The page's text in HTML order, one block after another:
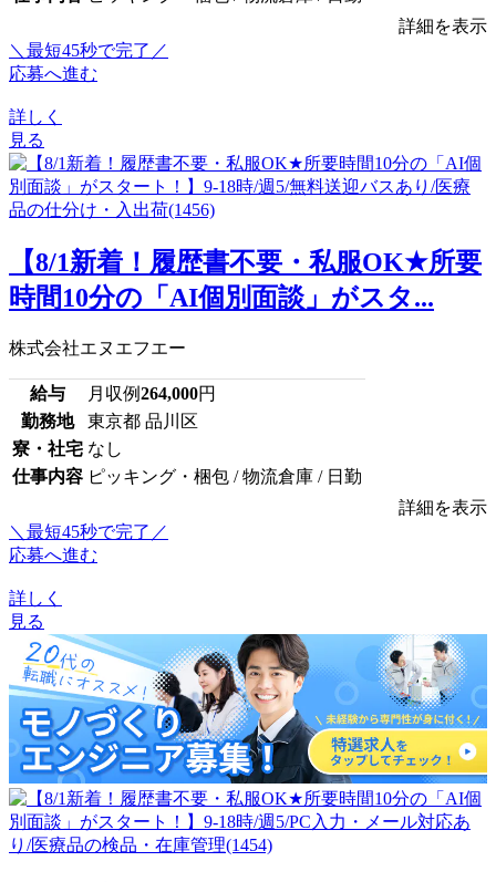
詳細を表示
＼最短45秒で完了／
応募へ進む
詳しく
見る
【8/1新着！履歴書不要・私服OK★所要
時間10分の「AI個別面談」がスタ...
株式会社エヌエフエー
給与 月収例264,000円
勤務地
東京都 品川区
寮・社宅 なし
仕事内容 ピッキング・梱包 / 物流倉庫 / 日勤
詳細を表示
＼最短45秒で完了／
応募へ進む
詳しく
見る